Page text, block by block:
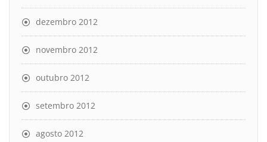
dezembro 2012
novembro 2012
outubro 2012
setembro 2012
agosto 2012